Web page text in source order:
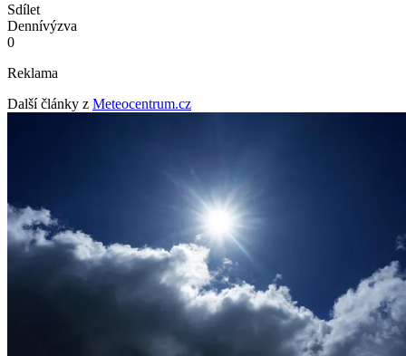
Sdílet
Dennívýzva
0
Reklama
Další články z Meteocentrum.cz